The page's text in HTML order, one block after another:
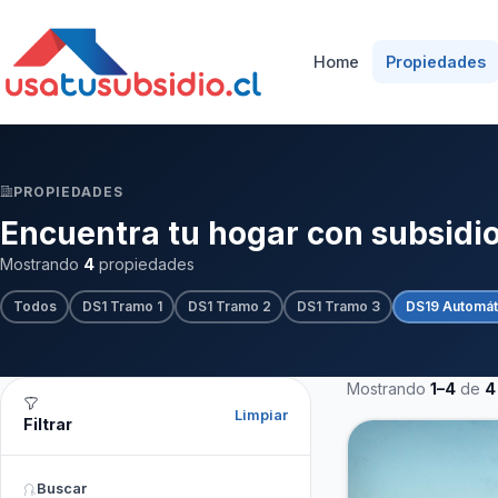
Home Propiedades
PROPIEDADES
Encuentra tu hogar con
Mostrando 4 propiedades
Todos DS1 Tramo 1 DS1 Tramo 2 DS1 Tramo 3 DS19
Filtrar Limpiar
Buscar
Mostrando 1–4 de 4